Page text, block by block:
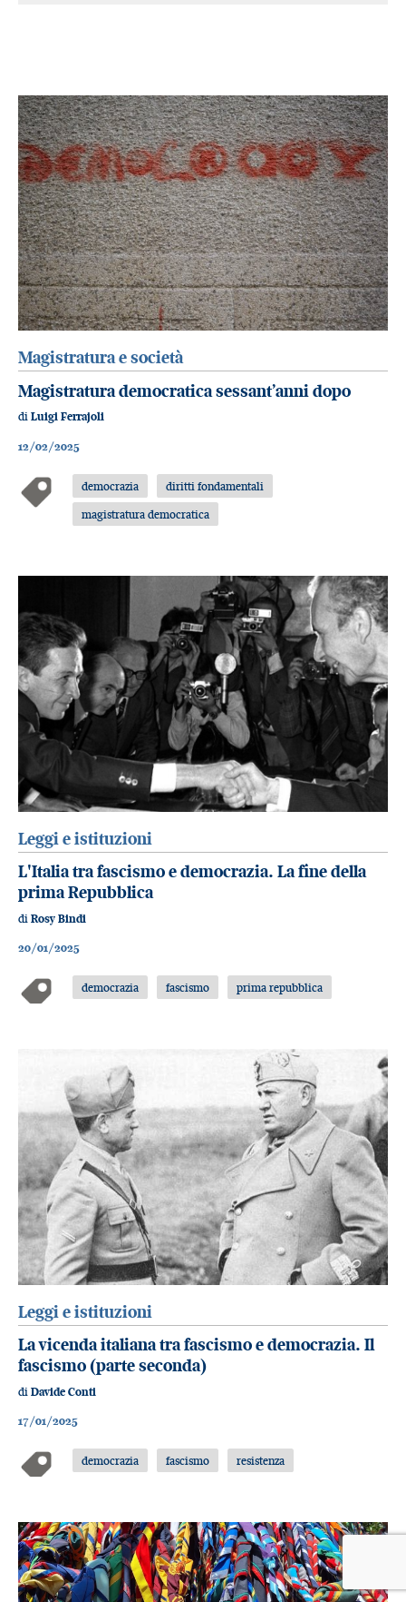
Magistratura e società
Magistratura democratica sessant’anni dopo
di Luigi Ferrajoli
12/02/2025
democrazia
diritti fondamentali
magistratura democratica
Leggi e istituzioni
L'Italia tra fascismo e democrazia. La fine della
prima Repubblica
di Rosy Bindi
20/01/2025
democrazia fascismo prima repubblica
Leggi e istituzioni
La vicenda italiana tra fascismo e democrazia. Il
fascismo (parte seconda)
di Davide Conti
17/01/2025
democrazia fascismo resistenza